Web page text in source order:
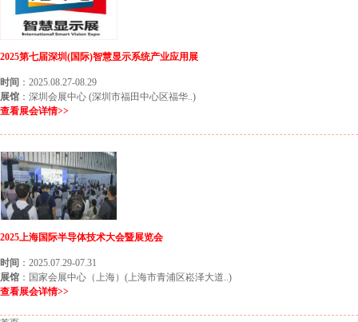
2025第七届深圳(国际)智慧显示系统产业应用展
时间 ：2025.08.27-08.29
展馆 ：深圳会展中心 (深圳市福田中心区福华..)
查看展会详情>>
2025上海国际半导体技术大会暨展览会
时间 ：2025.07.29-07.31
展馆 ：国家会展中心（上海）(上海市青浦区崧泽大道..)
查看展会详情>>